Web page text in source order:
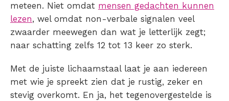
meteen. Niet omdat mensen gedachten kunnen
lezen, wel omdat non-verbale signalen veel
zwaarder meewegen dan wat je letterlijk zegt;
naar schatting zelfs 12 tot 13 keer zo sterk.
Met de juiste lichaamstaal laat je aan iedereen
met wie je spreekt zien dat je rustig, zeker en
stevig overkomt. En ja, het tegenovergestelde is